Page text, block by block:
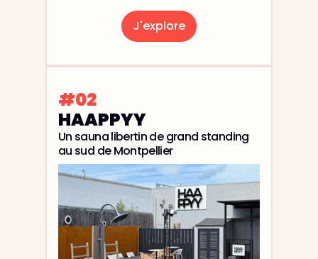
J'explore
#02
HAAPPYY
Un sauna libertin de grand standing
au sud de Montpellier